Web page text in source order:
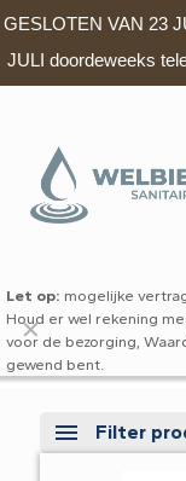
GESLOTEN VAN 23
JULI doordeweeks
Let op: mogelijke
Houd er wel rekening
voor de bezorging,
gewend bent.
✕
Filter